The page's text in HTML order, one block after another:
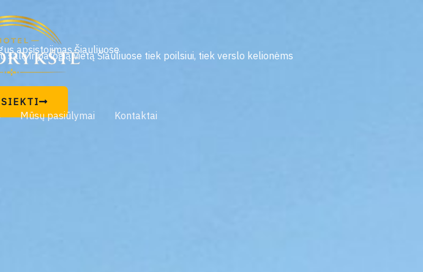
Mūsų pasiūlymai Kontaktai
apsistojimas Šiauliuose
salę ir patogią vietą Šiauliuose tiek poilsiui, tiek verslo kelionėms